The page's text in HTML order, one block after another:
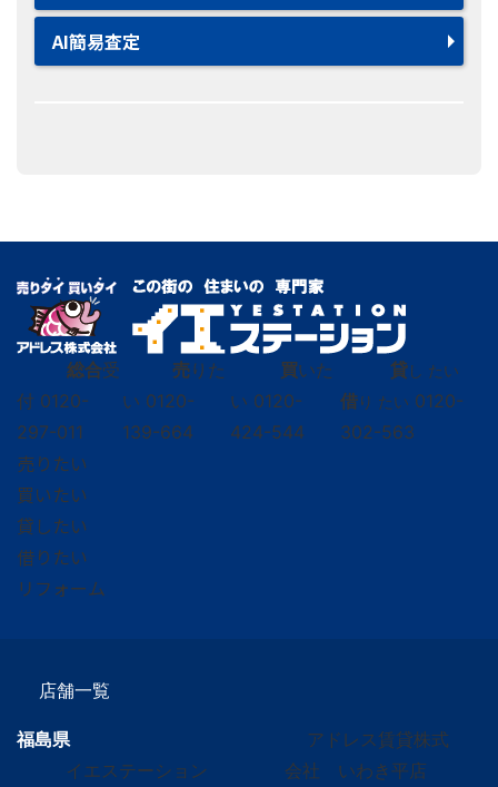
AI簡易査定
総合受
付 0120-
297-011
売りた
い 0120-
139-664
買いた
い 0120-
424-544
貸し たい
借り たい 0120-
302-563
売りたい
買いたい
貸したい
借りたい
リフォーム
店舗一覧
福島県
イエステーション
アドレス賃貸株式
会社 いわき平店